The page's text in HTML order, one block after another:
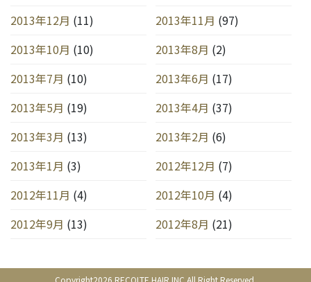
2013年12月 (11) 2013年11月 (97)
2013年10月 (10) 2013年8月 (2)
2013年7月 (10) 2013年6月 (17)
2013年5月 (19) 2013年4月 (37)
2013年3月 (13) 2013年2月 (6)
2013年1月 (3) 2012年12月 (7)
2012年11月 (4) 2012年10月 (4)
2012年9月 (13) 2012年8月 (21)
Copyright2026 RECOLTE HAIR.INC All Right Reserved.